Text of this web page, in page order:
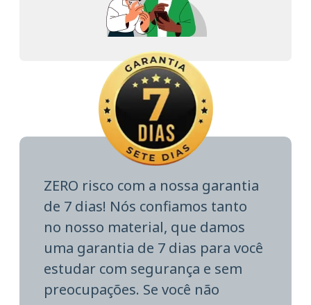
ZERO risco com a nossa garantia
de 7 dias! Nós confiamos tanto
no nosso material, que damos
uma garantia de 7 dias para você
estudar com segurança e sem
preocupações. Se você não